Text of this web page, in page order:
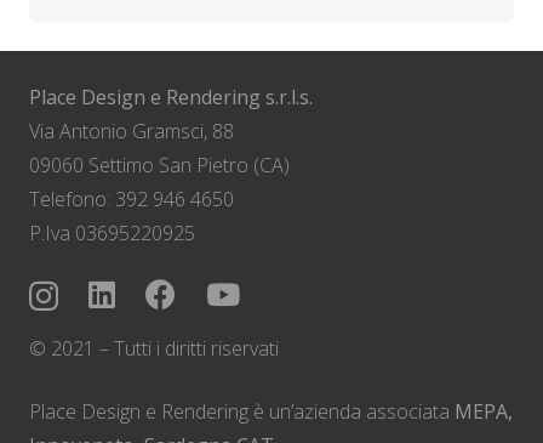
Place Design e Rendering s.r.l.s.
Via Antonio Gramsci, 88
09060 Settimo San Pietro (CA)
Telefono: 392 946 4650
P.Iva 03695220925
© 2021 – Tutti i diritti riservati
Place Design e Rendering è un’azienda associata MEPA,